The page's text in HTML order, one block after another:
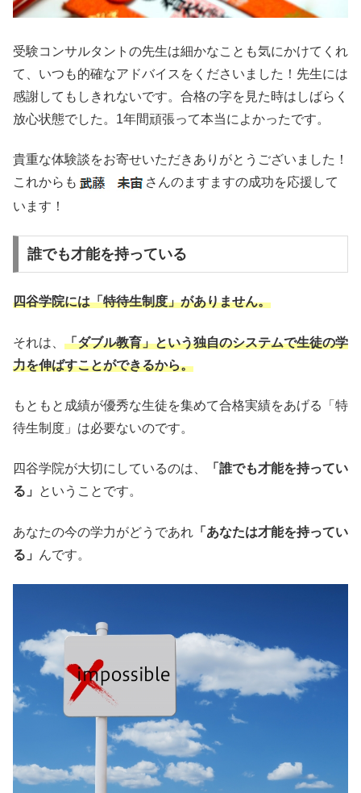
受験コンサルタントの先生は細かなことも気にかけてくれ
て、いつも的確なアドバイスをくださいました！先生には
感謝してもしきれないです。合格の字を見た時はしばらく
放心状態でした。1年間頑張って本当によかったです。
貴重な体験談をお寄せいただきありがとうございました！
これからも
さんのますますの成功を応援して
います！
誰でも才能を持っている
四谷学院には「特待生制度」がありません。
それは、 「ダブル教育」という独自のシステムで生徒の学
力を伸ばすことができるから。
もともと成績が優秀な生徒を集めて合格実績をあげる「特
待生制度」は必要ないのです。
四谷学院が大切にしているのは、
「誰でも才能を持ってい
る」
ということです。
あなたの今の学力がどうであれ 「あなたは才能を持ってい
る」
んです。